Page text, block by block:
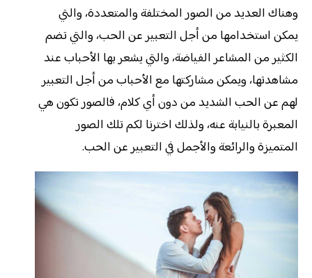
وهناك العديد من الصور المختلفة والمتعددة، والتي
يمكن استخدامها من أجل التعبير عن الحب، والتي تضم
الكثير من المشاعر الفياضة، والتي يشعر بها الأحباب عند
مشاهدتها، ويمكن مشاركتها مع الأحباب من أجل التعبير
لهم عن الحب الشديد من دون أي كلام، فالصور تكون هي
المعبرة بالنيابة عنه، ولذلك اخترنا لكم تلك الصور
المتميزة والرائعة والأجمل في التعبير عن الحب.